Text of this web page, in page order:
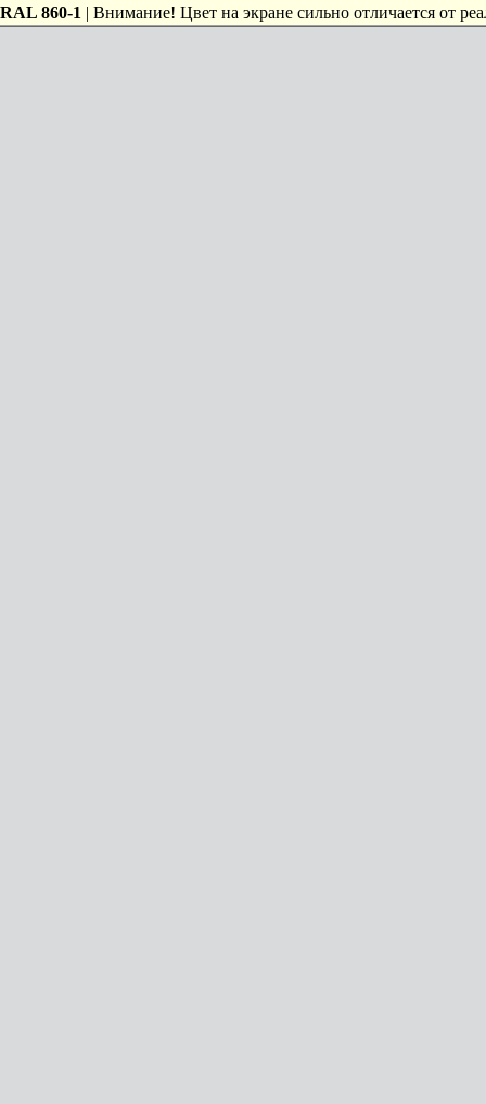
RAL 860-1 | Внимание! Цвет на экране сильно отличается от